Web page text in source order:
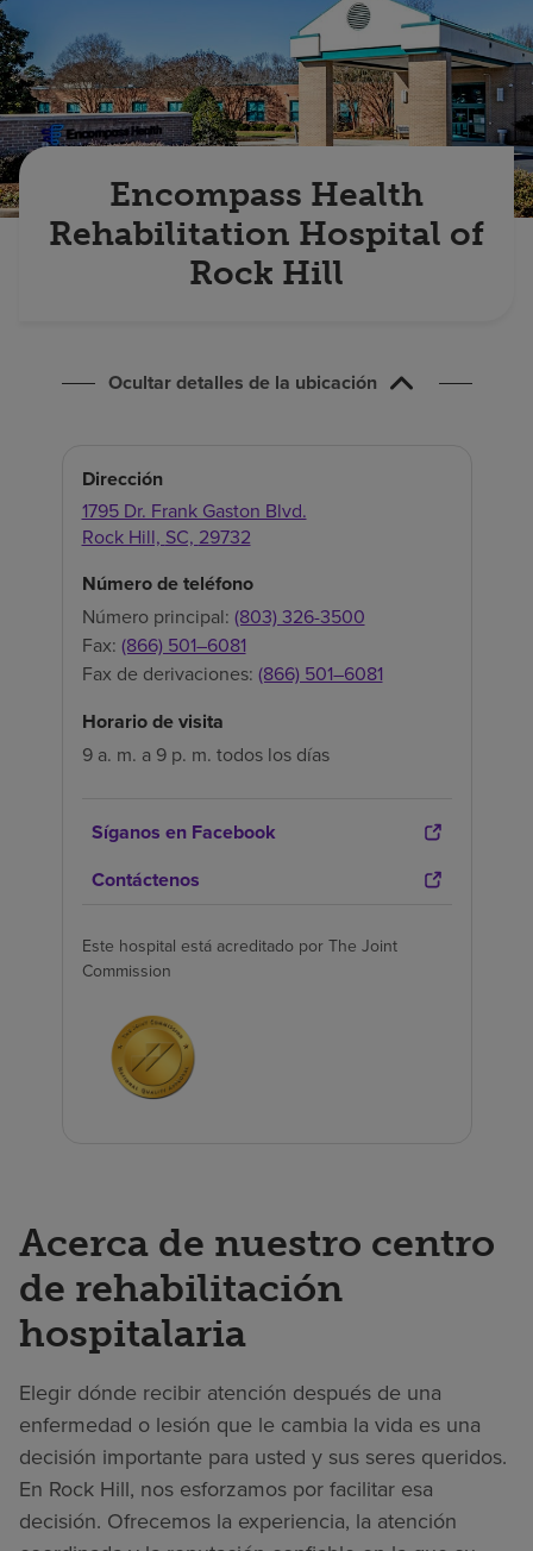
Inversores
Empleos
Pagar mi facturaEncompass Health
Rehabilitation Hospital of
Rock Hill
Ocultar detalles de la ubicación
Dirección
1795 Dr. Frank Gaston Blvd.
Rock Hill, SC, 29732
Número de teléfono
Número principal: (803) 326-3500
Fax: (866) 501–6081
Fax de derivaciones: (866) 501–6081
Horario de visita
9 a. m. a 9 p. m. todos los días
Síganos en Facebook
Contáctenos
Este hospital está acreditado por The Joint
Commission
Acerca de nuestro centro
de rehabilitación
hospitalaria
Elegir dónde recibir atención después de una
enfermedad o lesión que le cambia la vida es una
decisión importante para usted y sus seres queridos.
En Rock Hill, nos esforzamos por facilitar esa
decisión. Ofrecemos la experiencia, la atención